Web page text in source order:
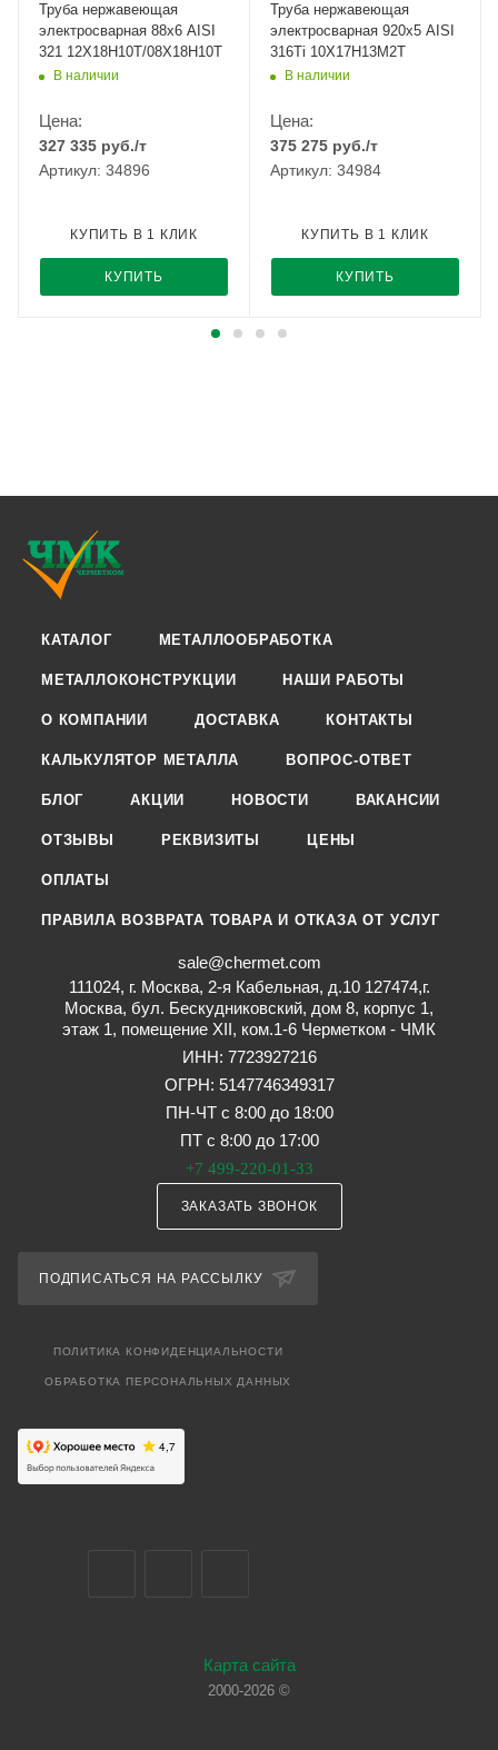
Труба нержавеющая
электросварная 88х6 AISI
321 12Х18Н10Т/08Х18Н10Т
В наличии
Цена:
327 335 руб./т
Артикул: 34896
КУПИТЬ
КУПИТЬ В 1 КЛИК
Труба нержавеющая
электросварная 920х5 AISI
316Ti 10Х17Н13М2Т
В наличии
Цена:
375 275 руб./т
Артикул: 34984
КУПИТЬ
КУПИТЬ В 1 КЛИК
КАТАЛОГ МЕТАЛЛООБРАБОТКА
МЕТАЛЛОКОНСТРУКЦИИ НАШИ РАБОТЫ
О КОМПАНИИ ДОСТАВКА КОНТАКТЫ
КАЛЬКУЛЯТОР МЕТАЛЛА ВОПРОС-ОТВЕТ
БЛОГ АКЦИИ НОВОСТИ ВАКАНСИИ
ОТЗЫВЫ РЕКВИЗИТЫ ЦЕНЫ
ОПЛАТЫ
ПРАВИЛА ВОЗВРАТА ТОВАРА И ОТКАЗА ОТ УСЛУГ
sale@chermet.com
111024, г. Москва, 2-я Кабельная, д.10 127474,г.
Москва, бул. Бескудниковский, дом 8, корпус 1,
этаж 1, помещение XII, ком.1-6 Черметком - ЧМК
ИНН: 7723927216
ОГРН: 5147746349317
ПН-ЧТ с 8:00 до 18:00
ПТ с 8:00 до 17:00
+7 499-220-01-33
ЗАКАЗАТЬ ЗВОНОК
ПОДПИСАТЬСЯ НА РАССЫЛКУ
ПОЛИТИКА КОНФИДЕНЦИАЛЬНОСТИ
ОБРАБОТКА ПЕРСОНАЛЬНЫХ ДАННЫХ
Карта сайта
2000-2026 ©